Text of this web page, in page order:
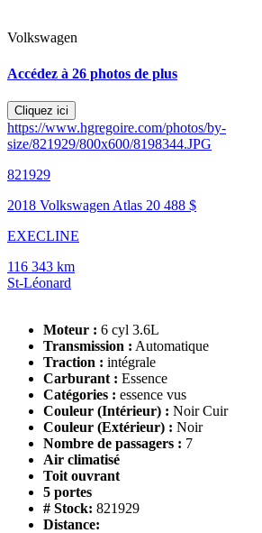
Volkswagen
Accédez à 26 photos de plus
Cliquez ici
https://www.hgregoire.com/photos/by-
size/821929/800x600/8198344.JPG
821929
2018 Volkswagen Atlas 20 488 $
EXECLINE
116 343 km
St-Léonard
Moteur : 6 cyl 3.6L
Transmission : Automatique
Traction : intégrale
Carburant : Essence
Catégories : essence vus
Couleur (Intérieur) : Noir Cuir
Couleur (Extérieur) : Noir
Nombre de passagers : 7
Air climatisé
Toit ouvrant
5 portes
# Stock: 821929
Distance: